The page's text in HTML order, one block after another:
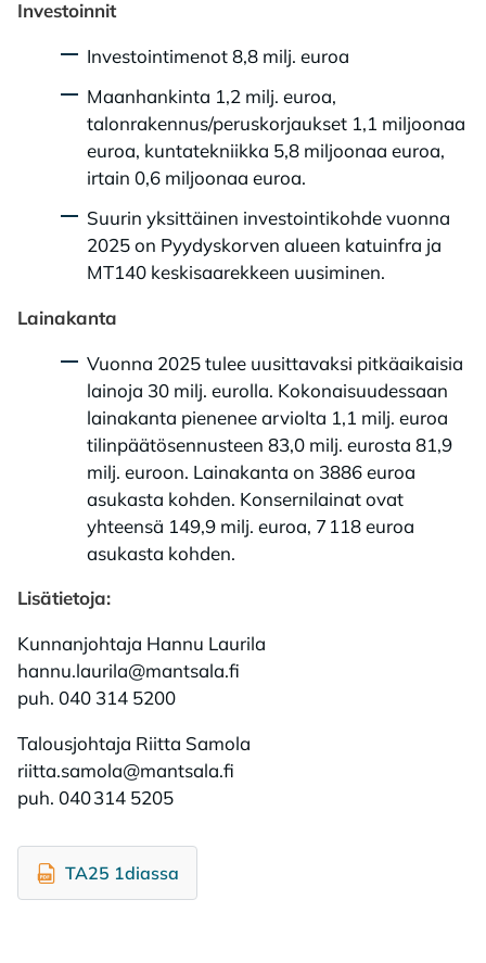
Investoinnit
Investointimenot 8,8 milj. euroa
Maanhankinta 1,2 milj. euroa,
talonrakennus/peruskorjaukset 1,1 miljoonaa
euroa, kuntatekniikka 5,8 miljoonaa euroa,
irtain 0,6 miljoonaa euroa.
Suurin yksittäinen investointikohde vuonna
2025 on Pyydyskorven alueen katuinfra ja
MT140 keskisaarekkeen uusiminen.
Lainakanta
Vuonna 2025 tulee uusittavaksi pitkäaikaisia
lainoja 30 milj. eurolla. Kokonaisuudessaan
lainakanta pienenee arviolta 1,1 milj. euroa
tilinpäätösennusteen 83,0 milj. eurosta 81,9
milj. euroon. Lainakanta on 3886 euroa
asukasta kohden. Konsernilainat ovat
yhteensä 149,9 milj. euroa, 7 118 euroa
asukasta kohden.
Lisätietoja:
Kunnanjohtaja Hannu Laurila
hannu.laurila@mantsala.fi
puh. 040 314 5200
Talousjohtaja Riitta Samola
riitta.samola@mantsala.fi
puh. 040 314 5205
TA25 1diassa